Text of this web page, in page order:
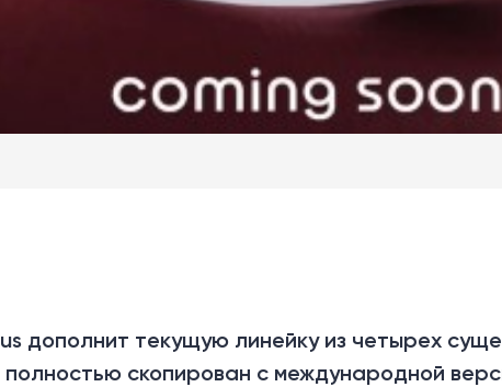
дополнит текущую линейку из четырех
скопирован с международной